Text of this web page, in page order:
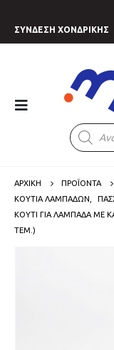
ΣΥΝΔΕΣΗ ΧΟΝΔΡΙΚΗΣ
Products
search
ΑΡΧΙΚΗ
ΠΡΟΪΟΝΤΑ
ΚΟΥΤΙΑ ΛΑΜΠΑΔΩΝ
ΚΟΥΤΊ ΓΙΑ ΛΑΜΠΆΔΑ ΜΕ
ΤΕΜ.)